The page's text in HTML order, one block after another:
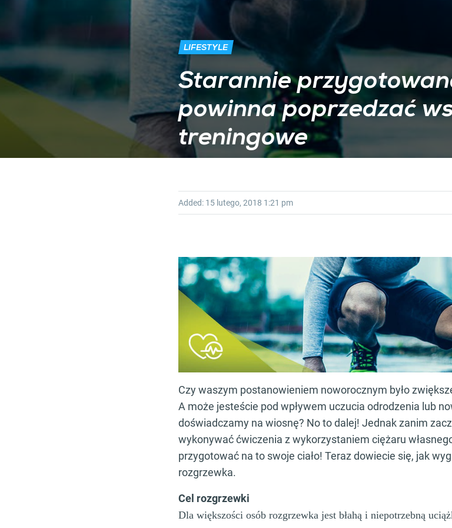
LIFESTYLE
Starannie
powinna poprzedzać
treningowe
Added: 15 lutego, 2018 1:21 pm
Czy waszym postanowieniem noworocznym było
A może jesteście pod wpływem uczucia odrodzenia lub
doświadczamy na wiosnę? No to dalej! Jednak zanim
wykonywać ćwiczenia z wykorzystaniem ciężaru
przygotować na to swoje ciało! Teraz dowiecie się, jak
rozgrzewka.
Cel rozgrzewki
Dla większości osób rozgrzewka jest błahą i niepotrzebną